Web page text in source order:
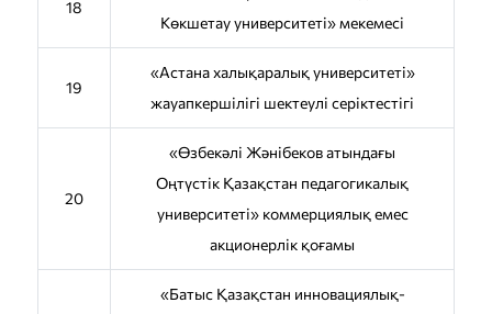
18
Көкшетау университеті» мекемесі
19
«Астана халықаралық университеті»
жауапкершілігі шектеулі серіктестігі
20
«Өзбекәлі Жәнібеков атындағы
Оңтүстік Қазақстан педагогикалық
университеті» коммерциялық емес
акционерлік қоғамы
«Батыс Қазақстан инновациялық-